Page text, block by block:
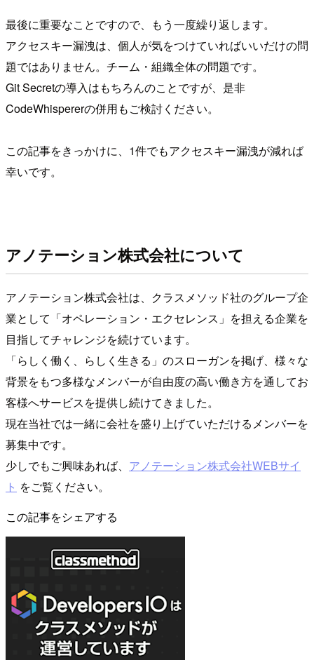
最後に重要なことですので、もう一度繰り返します。
アクセスキー漏洩は、個人が気をつけていればいいだけの問
題ではありません。チーム・組織全体の問題です。
Git Secretの導入はもちろんのことですが、是非
CodeWhispererの併用もご検討ください。
この記事をきっかけに、1件でもアクセスキー漏洩が減れば
幸いです。
アノテーション株式会社について
アノテーション株式会社は、クラスメソッド社のグループ企
業として「オペレーション・エクセレンス」を担える企業を
目指してチャレンジを続けています。
「らしく働く、らしく生きる」のスローガンを掲げ、様々な
背景をもつ多様なメンバーが自由度の高い働き方を通してお
客様へサービスを提供し続けてきました。
現在当社では一緒に会社を盛り上げていただけるメンバーを
募集中です。
少しでもご興味あれば、 アノテーション株式会社WEBサイ
ト をご覧ください。
この記事をシェアする